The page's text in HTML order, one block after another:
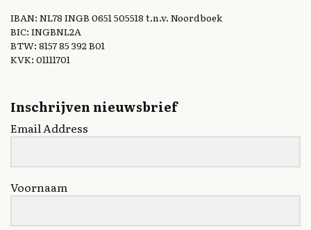
IBAN: NL78 INGB 0651 505518 t.n.v. Noordboek
BIC: INGBNL2A
BTW: 8157 85 392 B01
KVK: 01111701
Inschrijven nieuwsbrief
Email Address
Voornaam